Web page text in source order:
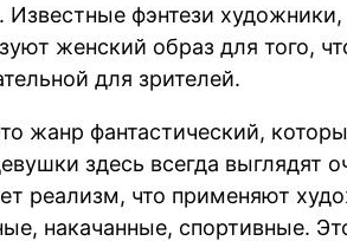
Известные фэнтези
женский образ для того,
для зрителей.
жанр фантастический,
здесь всегда выглядят
реализм, что применяют
накачанные, спортивные.